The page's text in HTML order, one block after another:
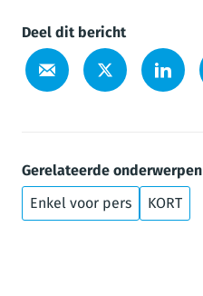
Deel dit bericht
Gerelateerde onderwerpen
Enkel voor pers
KORT